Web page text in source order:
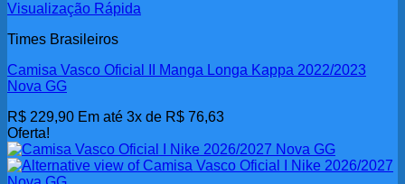
Visualização Rápida
Times Brasileiros
Camisa Vasco Oficial II Manga Longa Kappa 2022/2023
Nova GG
R$ 229,90 Em até 3x de R$ 76,63
Oferta!